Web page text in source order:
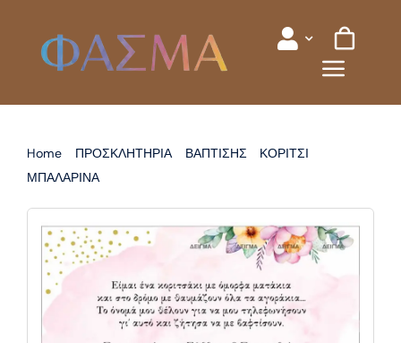
content
Home ΠΡΟΣΚΛΗΤΗΡΙΑ ΒΑΠΤΙΣΗΣ
ΚΟΡΙΤΣΙ
ΜΠΑΛΑΡΙΝΑ